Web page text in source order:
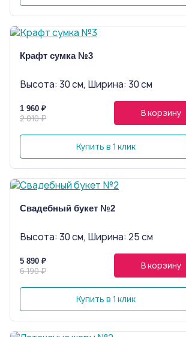
Крафт сумка №3
Высота: 30 см, Ширина: 30 см
1 960 ₽
2 010 ₽ В корзину
Купить в 1 клик
Свадебный букет №2
Высота: 30 см, Ширина: 25 см
5 890 ₽
6 190 ₽ В корзину
Купить в 1 клик